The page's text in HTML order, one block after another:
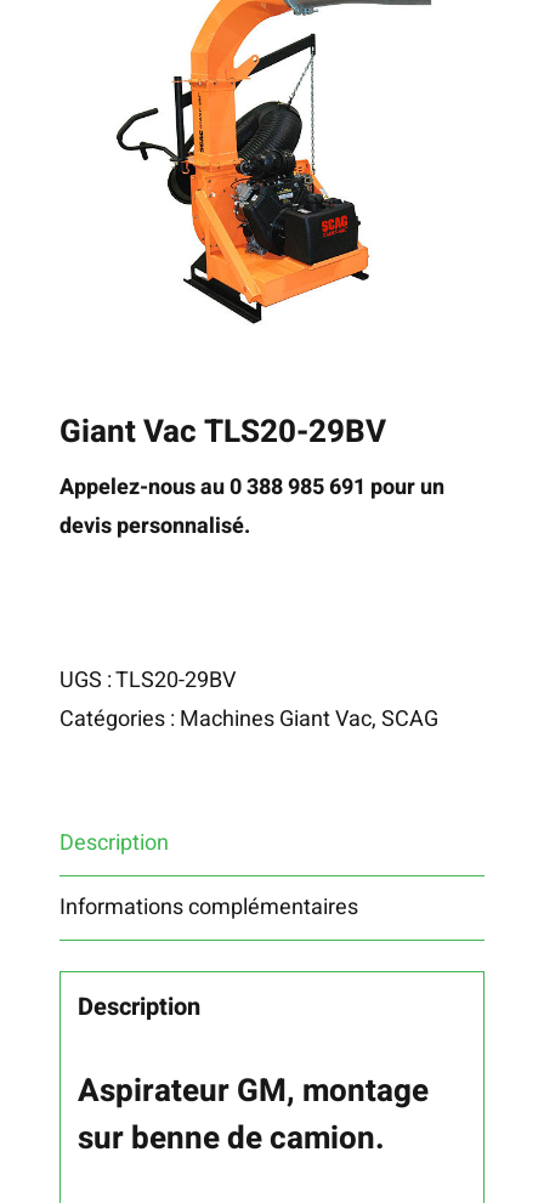
Giant Vac TLS20-29BV
Appelez-nous au 0 388 985 691 pour un
devis personnalisé.
UGS :TLS20-29BV
Catégories :Machines Giant Vac,SCAG
Description
Informations complémentaires
Description
Aspirateur GM, montage
sur benne de camion.